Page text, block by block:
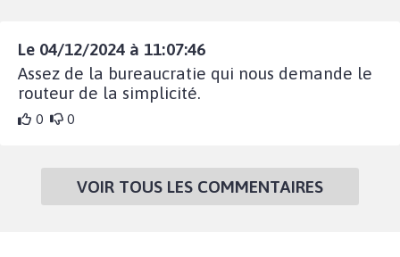
Le 04/12/2024 à 11:07:46
Assez de la bureaucratie qui nous demande le
routeur de la simplicité.
0 0
VOIR TOUS LES COMMENTAIRES